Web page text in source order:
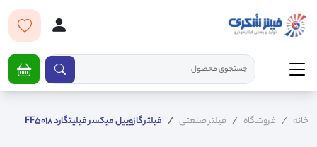
خانه فروشگاه فیلتر صنعتی فیلتر گازوییل میکسر فیلیتگارد FF5018